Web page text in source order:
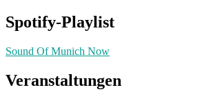
Spotify-Playlist
Sound Of Munich Now
Veranstaltungen